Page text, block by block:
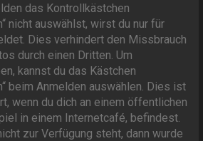
das Kontrollkästchen
nicht auswählst, wirst du nur für
Dies verhindert den Missbrauch
durch einen Dritten. Um
kannst du das Kästchen
beim Anmelden auswählen. Dies ist
wenn du dich an einem öffentlichen
in einem Internetcafé, befindest.
zur Verfügung steht, dann wurde